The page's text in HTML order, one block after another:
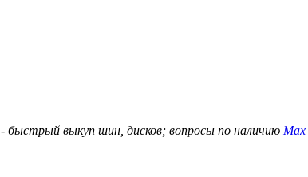
- быстрый выкуп шин, дисков; вопросы по наличию Max